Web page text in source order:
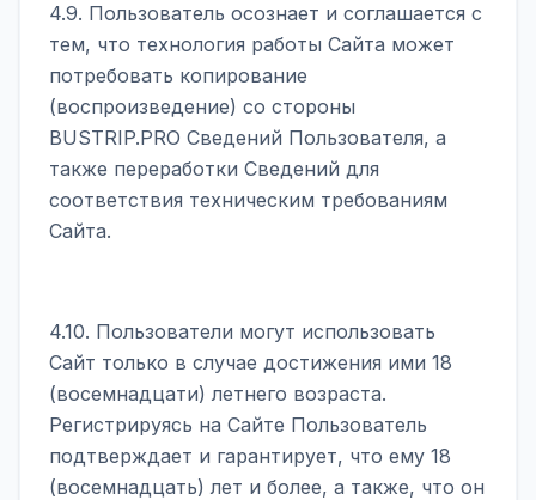
4.9. Пользователь осознает и соглашается с
тем, что технология работы Сайта может
потребовать копирование
(воспроизведение) со стороны
BUSTRIP.PRO Сведений Пользователя, а
также переработки Сведений для
соответствия техническим требованиям
Сайта.
4.10. Пользователи могут использовать
Сайт только в случае достижения ими 18
(восемнадцати) летнего возраста.
Регистрируясь на Сайте Пользователь
подтверждает и гарантирует, что ему 18
(восемнадцать) лет и более, а также, что он